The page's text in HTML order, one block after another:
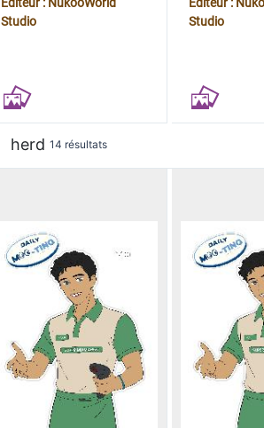
Studio
Studio
herd 14 résultats